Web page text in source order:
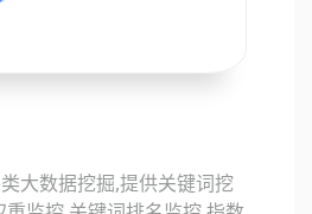
大数据挖掘,提供关键词挖